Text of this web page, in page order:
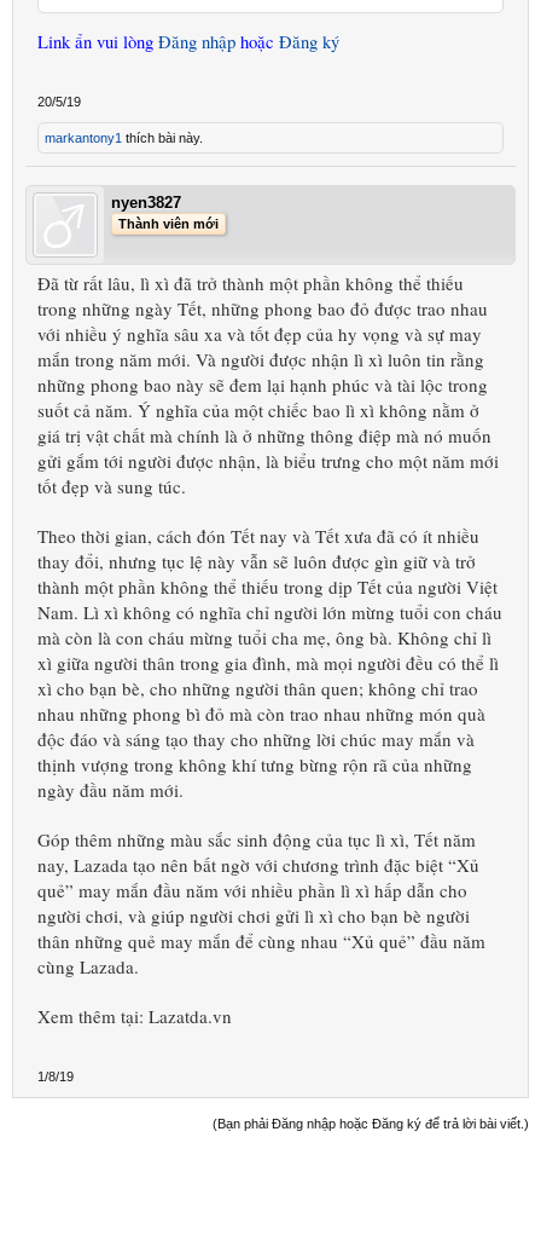
Link ẩn vui lòng Đăng nhập hoặc Đăng ký
20/5/19
markantony1 thích bài này.
nyen3827
Thành viên mới
Đã từ rất lâu, lì xì đã trở thành một phần không thể thiếu
trong những ngày Tết, những phong bao đỏ được trao nhau
với nhiều ý nghĩa sâu xa và tốt đẹp của hy vọng và sự may
mắn trong năm mới. Và người được nhận lì xì luôn tin rằng
những phong bao này sẽ đem lại hạnh phúc và tài lộc trong
suốt cả năm. Ý nghĩa của một chiếc bao lì xì không nằm ở
giá trị vật chất mà chính là ở những thông điệp mà nó muốn
gửi gắm tới người được nhận, là biểu trưng cho một năm mới
tốt đẹp và sung túc.
Theo thời gian, cách đón Tết nay và Tết xưa đã có ít nhiều
thay đổi, nhưng tục lệ này vẫn sẽ luôn được gìn giữ và trở
thành một phần không thể thiếu trong dịp Tết của người Việt
Nam. Lì xì không có nghĩa chỉ người lớn mừng tuổi con cháu
mà còn là con cháu mừng tuổi cha mẹ, ông bà. Không chỉ lì
xì giữa người thân trong gia đình, mà mọi người đều có thể lì
xì cho bạn bè, cho những người thân quen; không chỉ trao
nhau những phong bì đỏ mà còn trao nhau những món quà
độc đáo và sáng tạo thay cho những lời chúc may mắn và
thịnh vượng trong không khí tưng bừng rộn rã của những
ngày đầu năm mới.
Góp thêm những màu sắc sinh động của tục lì xì, Tết năm
nay, Lazada tạo nên bất ngờ với chương trình đặc biệt “Xủ
quẻ” may mắn đầu năm với nhiều phần lì xì hấp dẫn cho
người chơi, và giúp người chơi gửi lì xì cho bạn bè người
thân những quẻ may mắn để cùng nhau “Xủ quẻ” đầu năm
cùng Lazada.
Xem thêm tại: Lazatda.vn
1/8/19
(Bạn phải Đăng nhập hoặc Đăng ký để trả lời bài viết.)